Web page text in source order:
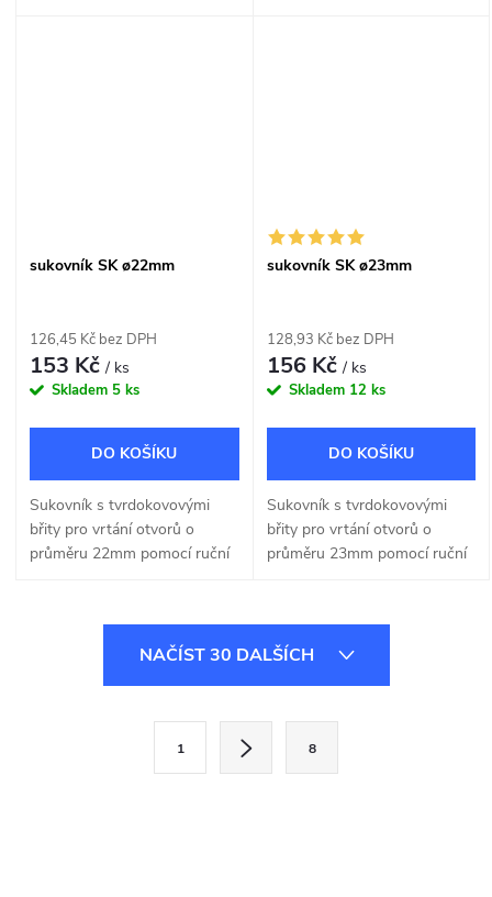
sukovník SK ø22mm
126,45 Kč bez DPH
153 Kč/ ks
Skladem 5 ks
DO KOŠÍKU
Sukovník s tvrdokovovými
břity pro vrtání otvorů o
průměru 22mm pomocí ruční
sukovník SK ø23mm
128,93 Kč bez DPH
156 Kč/ ks
Skladem 12 ks
DO KOŠÍKU
Sukovník s tvrdokovovými
břity pro vrtání otvorů o
průměru 23mm pomocí ruční
NAČÍST 30 DALŠÍCH
1 8